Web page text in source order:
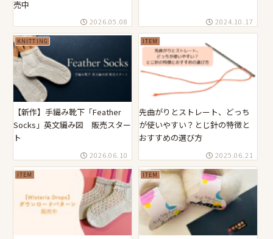
売中
2026.05.08 2024.10.17
KNITTING
【新作】手編み靴下「Feather
Socks」英文編み図 販売スター
ト
2026.06.10
ITEM
先曲がりとストレート、どっち
が使いやすい？とじ針の特徴と
おすすめの選び方
2025.06.21
ITEM ITEM